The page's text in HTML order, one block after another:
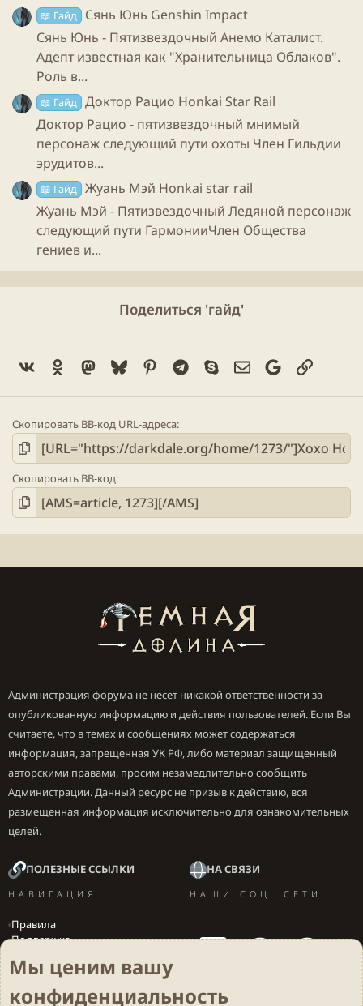
“Равноценный обмен”
- затычка, если вообще
ставить нечего подойдет.
"Эй, я здесь" -новый конус, тоже встанет
хорошо.
Реликвии:
4 Скитальца блуждающего облака
2 Скитальца блуждающего облака
пространстве + 2 Долгоживущих ученика
блуждающего облака
Тело:Бонус леченияили ХП%разница минимальна
Ноги: ХП%илиСкорость, скорость имеет место быть
если вы не берете “вестника”
Примечание:
Думаю из всех предложенных комбинаций лучшей
будет вторая и третья
Реликвии:
2 Флота нестареющих
2 Сломанных килья
📖 Гайд
Сянь Юнь Genshin Impact
Сянь Юнь - Пятизвездочный Анемо Каталист.
Адепт известная как "Хранительница Облаков".
Роль в...
📖 Гайд Доктор Рацио Honkai Star Rail
Доктор Рацио - пятизвездочный мнимый
персонаж следующий пути охоты Член Гильдии
эрудитов...
📖 Гайд Жуань Мэй Honkai star rail
Жуань Мэй - Пятизвездочный Ледяной персонаж
следующий пути ГармонииЧлен Общества
гениев и...
Поделиться 'гайд'
Vk Ok Mastodon
BlueskyPinterestTelegram
SkypeЭлектронная
GoogleСсылка
Скопировать BB-код URL-адреса
Скопировать BB-код
Администрация форума не несет никакой ответственности за
опубликованную информацию и действия пользователей. Если Вы
считаете, что в темах и сообщениях может содержаться
информация, запрещенная УК РФ, либо материал защищенный
авторскими правами, просим незамедлительно сообщить
Администрации. Данный ресурс не призыв к действию, вся
размещенная информация исключительно для ознакомительных
целей.
ПОЛЕЗНЫЕ ССЫЛКИ
НАВИГАЦИЯ
Правила
Поддержка
Локализация игр
НА СВЯЗИ
НАШИ СОЦ. СЕТИ
Мы ценим вашу
конфиденциальность